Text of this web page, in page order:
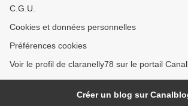
C.G.U.
Cookies et données personnelles
Préférences cookies
Voir le profil de claranelly78 sur le portail
Créer un blog sur